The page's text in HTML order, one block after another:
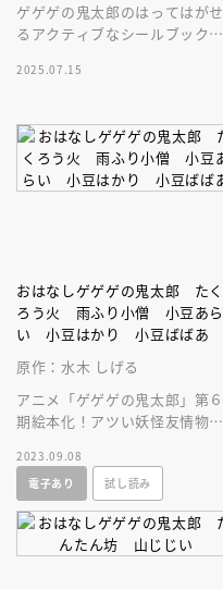
ゲゲゲの鬼太郎のはってはがせ
るアクティブなシールブックが
2025.07.15
おはなしゲゲゲの鬼太郎 たく
ろう火 雨ふり小僧 小豆あら
い 小豆はかり 小豆ばばあ
原作：水木 しげる
アニメ「ゲゲゲの鬼太郎」第６
期絵本化！アツい妖怪友情物語
ひとり読みにも。妖怪ずかん掲
載！
2023.09.08
電子あり
試し読み